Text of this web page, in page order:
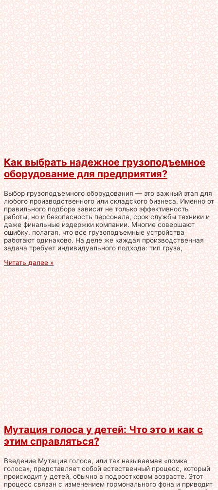
Как выбрать надежное грузоподъемное
оборудование для предприятия?
Выбор грузоподъемного оборудования — это важный этап для
любого производственного или складского бизнеса. Именно от
правильного подбора зависит не только эффективность
работы, но и безопасность персонала, срок службы техники и
даже финальные издержки компании. Многие совершают
ошибку, полагая, что все грузоподъемные устройства
работают одинаково. На деле же каждая производственная
задача требует индивидуального подхода: тип груза,
Читать далее »
Мутация голоса у детей: Что это и как с
этим справляться?
Введение Мутация голоса, или так называемая «ломка
голоса», представляет собой естественный процесс, который
происходит у детей, обычно в подростковом возрасте. Этот
процесс связан с изменением гормонального фона и приводит